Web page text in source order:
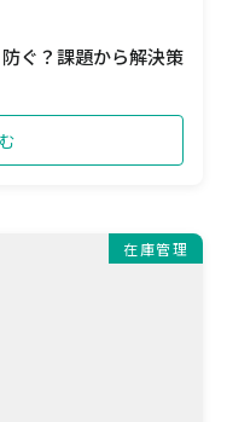
ぐ？課題から解決策
在庫管理